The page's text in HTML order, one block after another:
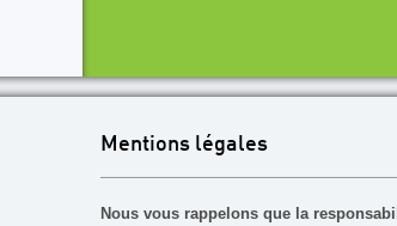
Mentions légales
Nous vous rappelons que la